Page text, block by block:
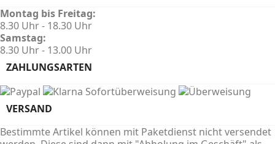
Montag bis Freitag:
8.30 Uhr - 18.30 Uhr
Samstag:
8.30 Uhr - 13.00 Uhr
ZAHLUNGSARTEN
VERSAND
Bestimmte Artikel können mit Paketdienst nicht versendet